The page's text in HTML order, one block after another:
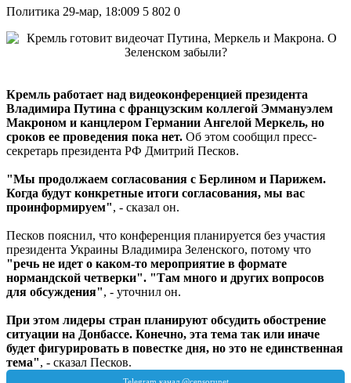
Политика 29-мар, 18:009 5 802 0
Кремль работает над видеоконференцией президента
Владимира Путина с французским коллегой Эммануэлем
Макроном и канцлером Германии Ангелой Меркель, но
сроков ее проведения пока нет. Об этом сообщил пресс-
секретарь президента РФ Дмитрий Песков.
"Мы продолжаем согласования с Берлином и Парижем.
Когда будут конкретные итоги согласования, мы вас
проинформируем", - сказал он.
Песков пояснил, что конференция планируется без участия
президента Украины Владимира Зеленского, потому что
"речь не идет о каком-то мероприятие в формате
нормандской четверки". "Там много и других вопросов
для обсуждения", - уточнил он.
При этом лидеры стран планируют обсудить обострение
ситуации на Донбассе. Конечно, эта тема так или иначе
будет фигурировать в повестке дня, но это не единственная
тема", - сказал Песков.